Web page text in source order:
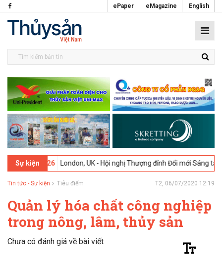
ePaper eMagazine English
Sự kiện
2026 London, UK - Hội nghị Thượng đỉnh Đổi mới Sáng tạo trong
Tin tức - Sự kiện Tiêu điểm T2, 06/07/2020 12:19
Quản lý hóa chất công nghiệp
trong nông, lâm, thủy sản
Chưa có đánh giá về bài viết